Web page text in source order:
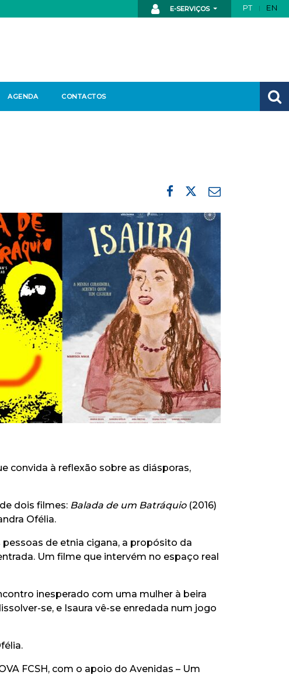
E-SERVIÇOS PT EN
AGENDA CONTACTOS
convida à reflexão sobre as diásporas,
dois filmes: Balada de um Batráquio(2016)
Ofélia.
de etnia cigana, a propósito da
Um filme que intervém no espaço real
inesperado com uma mulher à beira
se, e Isaura vê-se enredada num jogo
FCSH, com o apoio do Avenidas – Um